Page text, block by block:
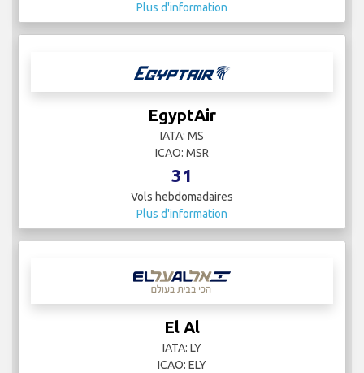
Plus d'information
EgyptAir
IATA: MS
ICAO: MSR
31
Vols hebdomadaires
Plus d'information
El Al
IATA: LY
ICAO: ELY